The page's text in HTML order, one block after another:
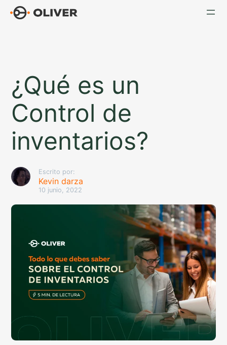
Saltar
¿Qué es un
Control de
inventarios?
Escrito por:
Kevin darza
10 junio, 2022